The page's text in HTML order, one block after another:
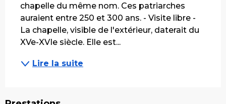
chapelle du même nom. Ces patriarches
auraient entre 250 et 300 ans. - Visite libre -
La chapelle, visible de l'extérieur, daterait du
XVe-XVIe siècle. Elle est...
Lire la suite